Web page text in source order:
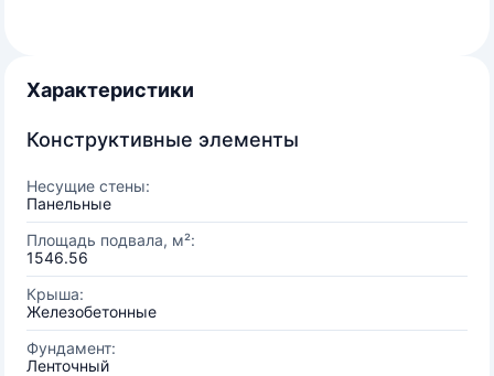
Характеристики
Конструктивные элементы
Несущие стены:
Панельные
Площадь подвала, м²:
1546.56
Крыша:
Железобетонные
Фундамент:
Ленточный